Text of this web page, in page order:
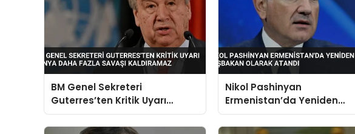
BM Genel Sekreteri
Guterres’ten Kritik Uyarı
Dünya Daha Fazla Savaşı
Kaldıramaz
Nikol Pashinyan
Ermenistan’da Yeniden
Başbakan Olarak Atandı